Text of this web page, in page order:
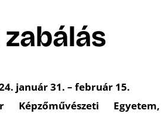
január 31. – február 15.
Képzőművészeti Egyetem,